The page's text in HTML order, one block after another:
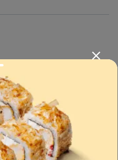
wok are waiting to be
location and explore the